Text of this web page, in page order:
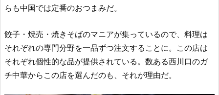
らも中国では定番のおつまみだ。
餃子・焼売・焼きそばのマニアが集っているので、料理は
それぞれの専門分野を一品ずつ注文することに。この店は
それぞれ個性的な品が提供されている。数ある西川口のガ
チ中華からこの店を選んだのも、それが理由だ。